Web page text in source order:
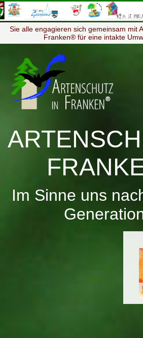
Sie alle engagieren sich gemeinsam mit
Franken® für eine intakte
Im Sinne uns